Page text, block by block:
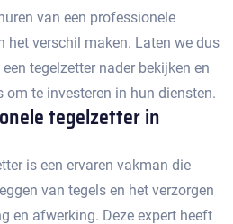
van een professionele
het verschil maken.​ Laten we dus
tegelzetter nader bekijken en
te investeren in hun diensten.​
tegelzetter in
is een ervaren vakman die
van tegels en het verzorgen
en afwerking. Deze expert heeft